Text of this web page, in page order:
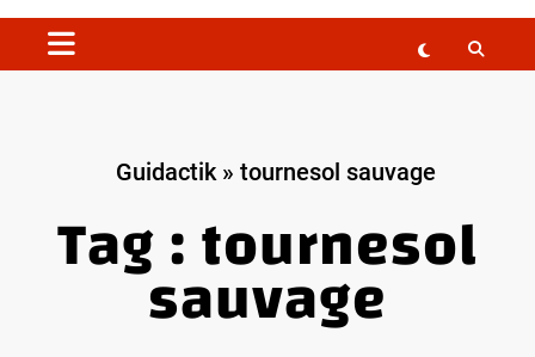
Guidactik» tournesol sauvage
Tag : tournesol
sauvage